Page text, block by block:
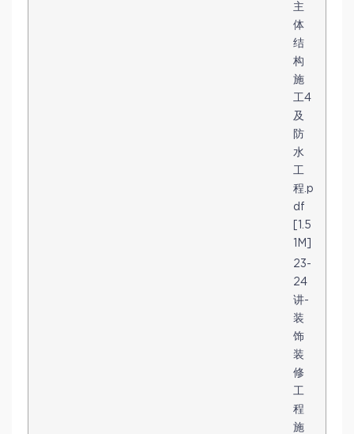
主
体
结
构
施
工4
及
防
水
工
程.p
df
[1.5
1M]
23-
24
讲-
装
饰
装
修
工
程
施